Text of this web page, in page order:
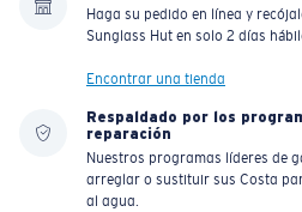
Haga su pedido en línea y
Sunglass Hut en solo 2 días
Encontrar una tienda
Respaldado por los
reparación
Nuestros programas líderes de
arreglar o sustituir sus Costa
al agua.